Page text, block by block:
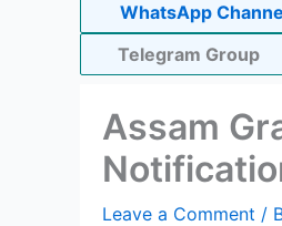
WhatsApp
Telegram Group
Assam
Leave a Comment /